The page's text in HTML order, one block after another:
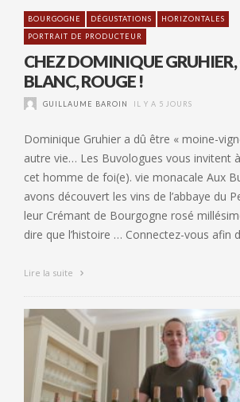
BOURGOGNE DÉGUSTATIONS
HORIZONTALES
PORTRAIT DE PRODUCTEUR
CHEZ DOMINIQUE GRUHIER,
BLANC, ROUGE !
GUILLAUME BAROIN IL Y A 5 JOURS
Dominique Gruhier a dû être « moine-
autre vie… Les Buvologues vous invitent
cet homme de foi(e). vie monacale Aux
avons découvert les vins de l’abbaye du
leur Crémant de Bourgogne rosé
dire que l’histoire … Connectez-vous afin
Lire la suite